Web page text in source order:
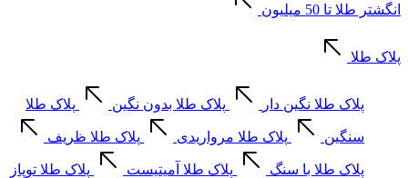
انگشتر طلا تا 50 میلیون
پلاک طلا
پلاک طلا نگین دار پلاک طلا بدون نگین پلاک طلا
سنگین پلاک طلا مرواریدی پلاک طلا ظریف
پلاک طلا با سنگ پلاک طلا آمیتیست پلاک طلا توپاز